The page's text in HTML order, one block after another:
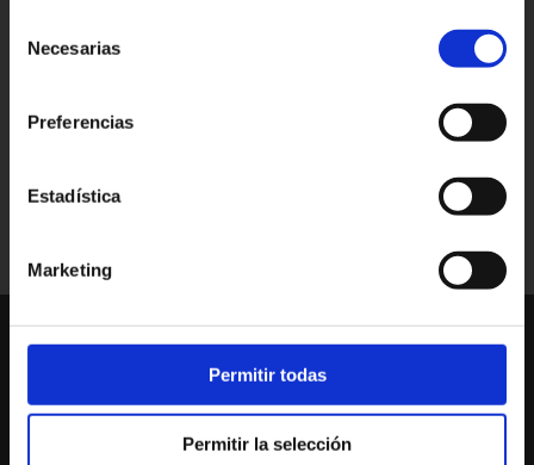
Necesarias
Preferencias
Estadística
Marketing
Permitir todas
Permitir la selección
Starry Desert Nights Camp Morocco
Aspects Of Morocco Tours Sarl
Qué desierto ver…..¿Zagora o Merzouga?